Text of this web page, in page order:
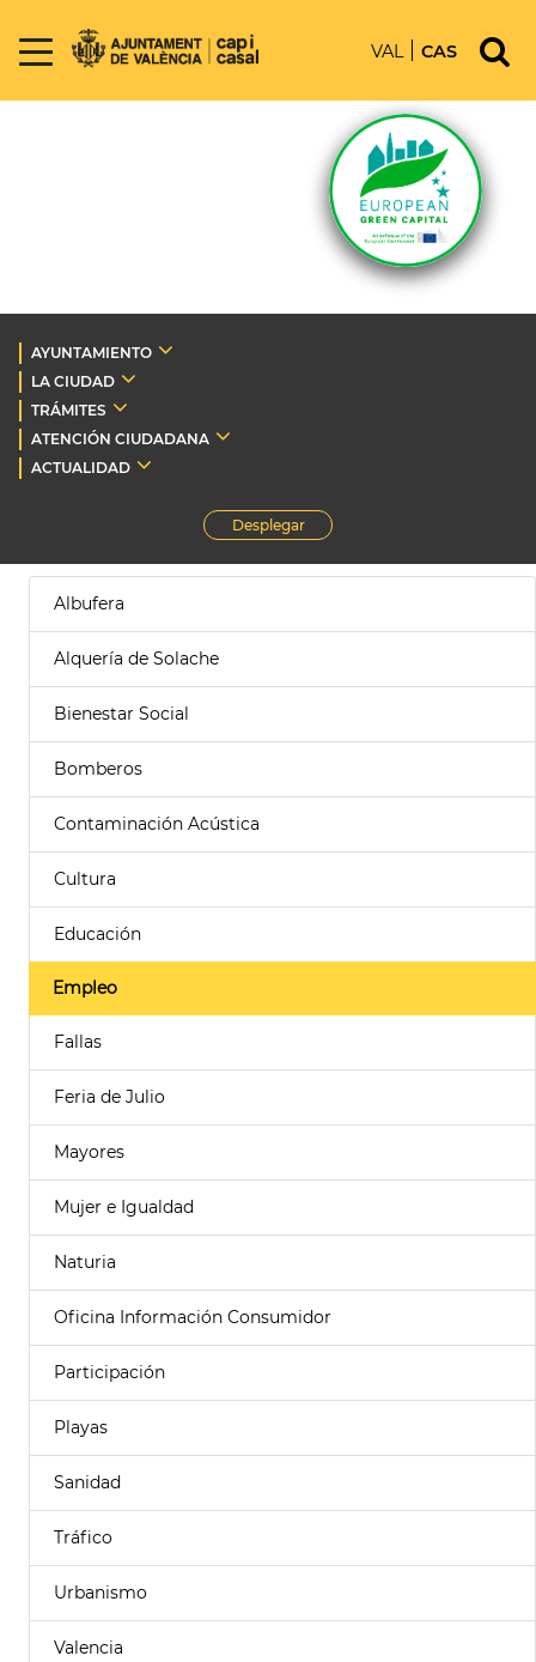
VAL CAS
AYUNTAMIENTO
LA CIUDAD
TRÁMITES
ATENCIÓN CIUDADANA
ACTUALIDAD
Desplegar
Albufera
Alquería de Solache
Bienestar Social
Bomberos
Contaminación Acústica
Cultura
Educación
Empleo
Fallas
Feria de Julio
Mayores
Mujer e Igualdad
Naturia
Oficina Información Consumidor
Participación
Playas
Sanidad
Tráfico
Urbanismo
Valencia